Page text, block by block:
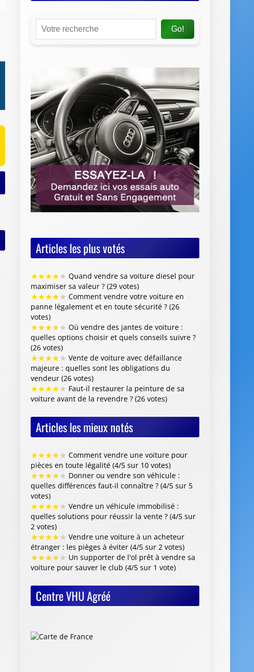
Go!
Articles les plus votés
★★★★★ Quand vendre sa voiture diesel pour
maximiser sa valeur ? (29 votes)
★★★★★ Comment vendre votre voiture en
panne légalement et en toute sécurité ? (26
votes)
★★★★★ Où vendre des jantes de voiture :
quelles options choisir et quels conseils suivre ?
(26 votes)
★★★★★ Vente de voiture avec défaillance
majeure : quelles sont les obligations du
vendeur (26 votes)
★★★★★ Faut-il restaurer la peinture de sa
voiture avant de la revendre ? (26 votes)
Articles les mieux notés
★★★★★ Comment vendre une voiture pour
pièces en toute légalité (4/5 sur 10 votes)
★★★★★ Donner ou vendre son véhicule :
quelles différences faut-il connaître ? (4/5 sur 5
votes)
★★★★★ Vendre un véhicule immobilisé :
quelles solutions pour réussir la vente ? (4/5 sur
2 votes)
★★★★★ Vendre une voiture à un acheteur
étranger : les pièges à éviter (4/5 sur 2 votes)
★★★★★ Un supporter de l'ol prêt à vendre sa
voiture pour sauver le club (4/5 sur 1 vote)
Centre VHU Agréé